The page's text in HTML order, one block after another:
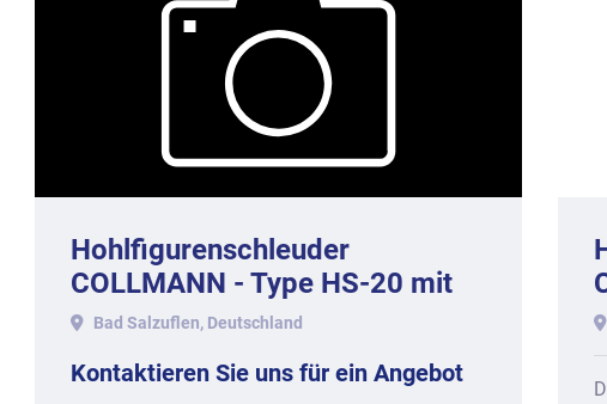
Hohlfigurenschleuder
COLLMANN - Type HS-20 mit
20 Magnetstationen.
Bad Salzuflen, Deutschland
Kontaktieren Sie uns für ein Angebot